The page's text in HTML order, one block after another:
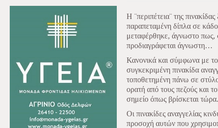
Η ¨περιπέτεια¨ της
παραπεταμένη δίπλα σε
μεταφέρθηκε, άγνωστο πως,
προδιαγράφεται άγνωστη…
Κανονικά και σύμφωνα με
συγκεκριμένη πινακίδα
τοποθετημένη πάνω σε
ορατή από τους πεζούς και
σημείο όπως βρίσκεται τώρα.
Οι πινακίδες αναγγελίας
προσοχή αυτών που